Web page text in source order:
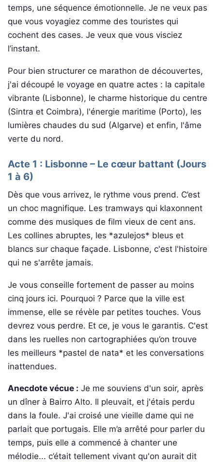
temps, une séquence émotionnelle. Je ne veux pas
que vous voyagiez comme des touristes qui
cochent des cases. Je veux que vous visciez
l’instant.
Pour bien structurer ce marathon de découvertes,
j'ai découpé le voyage en quatre actes : la capitale
vibrante (Lisbonne), le charme historique du centre
(Sintra et Coimbra), l'énergie maritime (Porto), les
lumières chaudes du sud (Algarve) et enfin, l'âme
verte du nord.
Acte 1 : Lisbonne – Le cœur battant (Jours
1 à 6)
Dès que vous arrivez, le rythme vous prend. C’est
un choc magnifique. Les tramways qui klaxonnent
comme des musiques de film vieux de cent ans.
Les collines abruptes, les *azulejos* bleus et
blancs sur chaque façade. Lisbonne, c'est l'histoire
qui ne s'arrête jamais.
Je vous conseille fortement de passer au moins
cinq jours ici. Pourquoi ? Parce que la ville est
immense, elle se révèle par petites touches. Vous
devrez vous perdre. Et ce, je vous le garantis. C'est
dans les ruelles non cartographiées qu’on trouve
les meilleurs *pastel de nata* et les conversations
inattendues.
Anecdote vécue : Je me souviens d'un soir, après
un dîner à Bairro Alto. Il pleuvait, et j'étais perdu
dans la foule. J'ai croisé une vieille dame qui ne
parlait que portugais. Elle m’a arrêté pour parler du
temps, puis elle a commencé à chanter une
mélodie... c’était tellement vivant qu'on aurait dit